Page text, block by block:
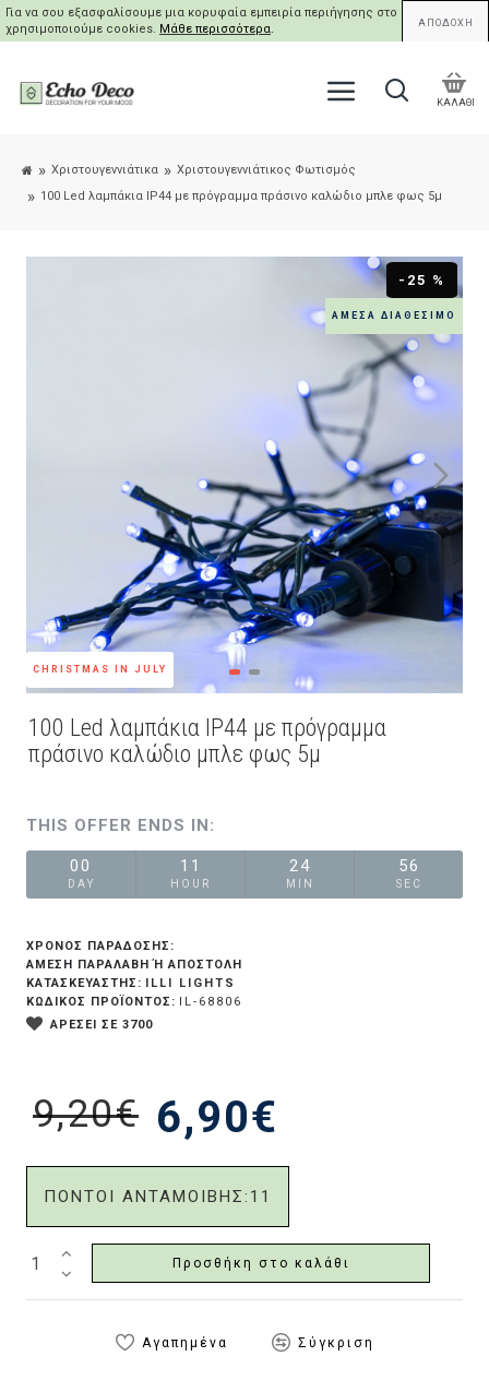
Για να σου εξασφαλίσουμε μια κορυφαία εμπειρία περιήγησης στο site μας,
χρησιμοποιούμε cookies. Μάθε περισσότερα. ΑΠΟΔΟΧΗ
ΚΑΛΑΘΙ
Χριστουγεννιάτικα
Χριστουγεννιάτικος Φωτισμός
100 Led λαμπάκια IP44 με πρόγραμμα πράσινο καλώδιο μπλε φως 5μ
ΆΜΕΣΑ ΔΙΑΘΈΣΙΜΟ
CHRISTMAS IN JULY
-25 %
100 Led λαμπάκια IP44 με πρόγραμμα
πράσινο καλώδιο μπλε φως 5μ
THIS OFFER ENDS IN:
00
DAY
11
HOUR
24
MIN
55
SEC
6,90€
9,20€
ΠΟΝΤΟΙ ΑΝΤΑΜΟΙΒΗΣ: 11
ΧΡΟΝΟΣ ΠΑΡΑΔΟΣΗΣ:
ΆΜΕΣΗ ΠΑΡΑΛΑΒΉ Ή ΑΠΟΣΤΟΛΉ
ΚΑΤΑΣΚΕΥΑΣΤΗΣ: ILLI LIGHTS
ΚΩΔΙΚΟΣ ΠΡΟΪΟΝΤΟΣ: IL-68806
ΑΡΕΣΕΙ ΣΕ 3700
Προσθήκη στο καλάθι
Αγαπημένα Σύγκριση